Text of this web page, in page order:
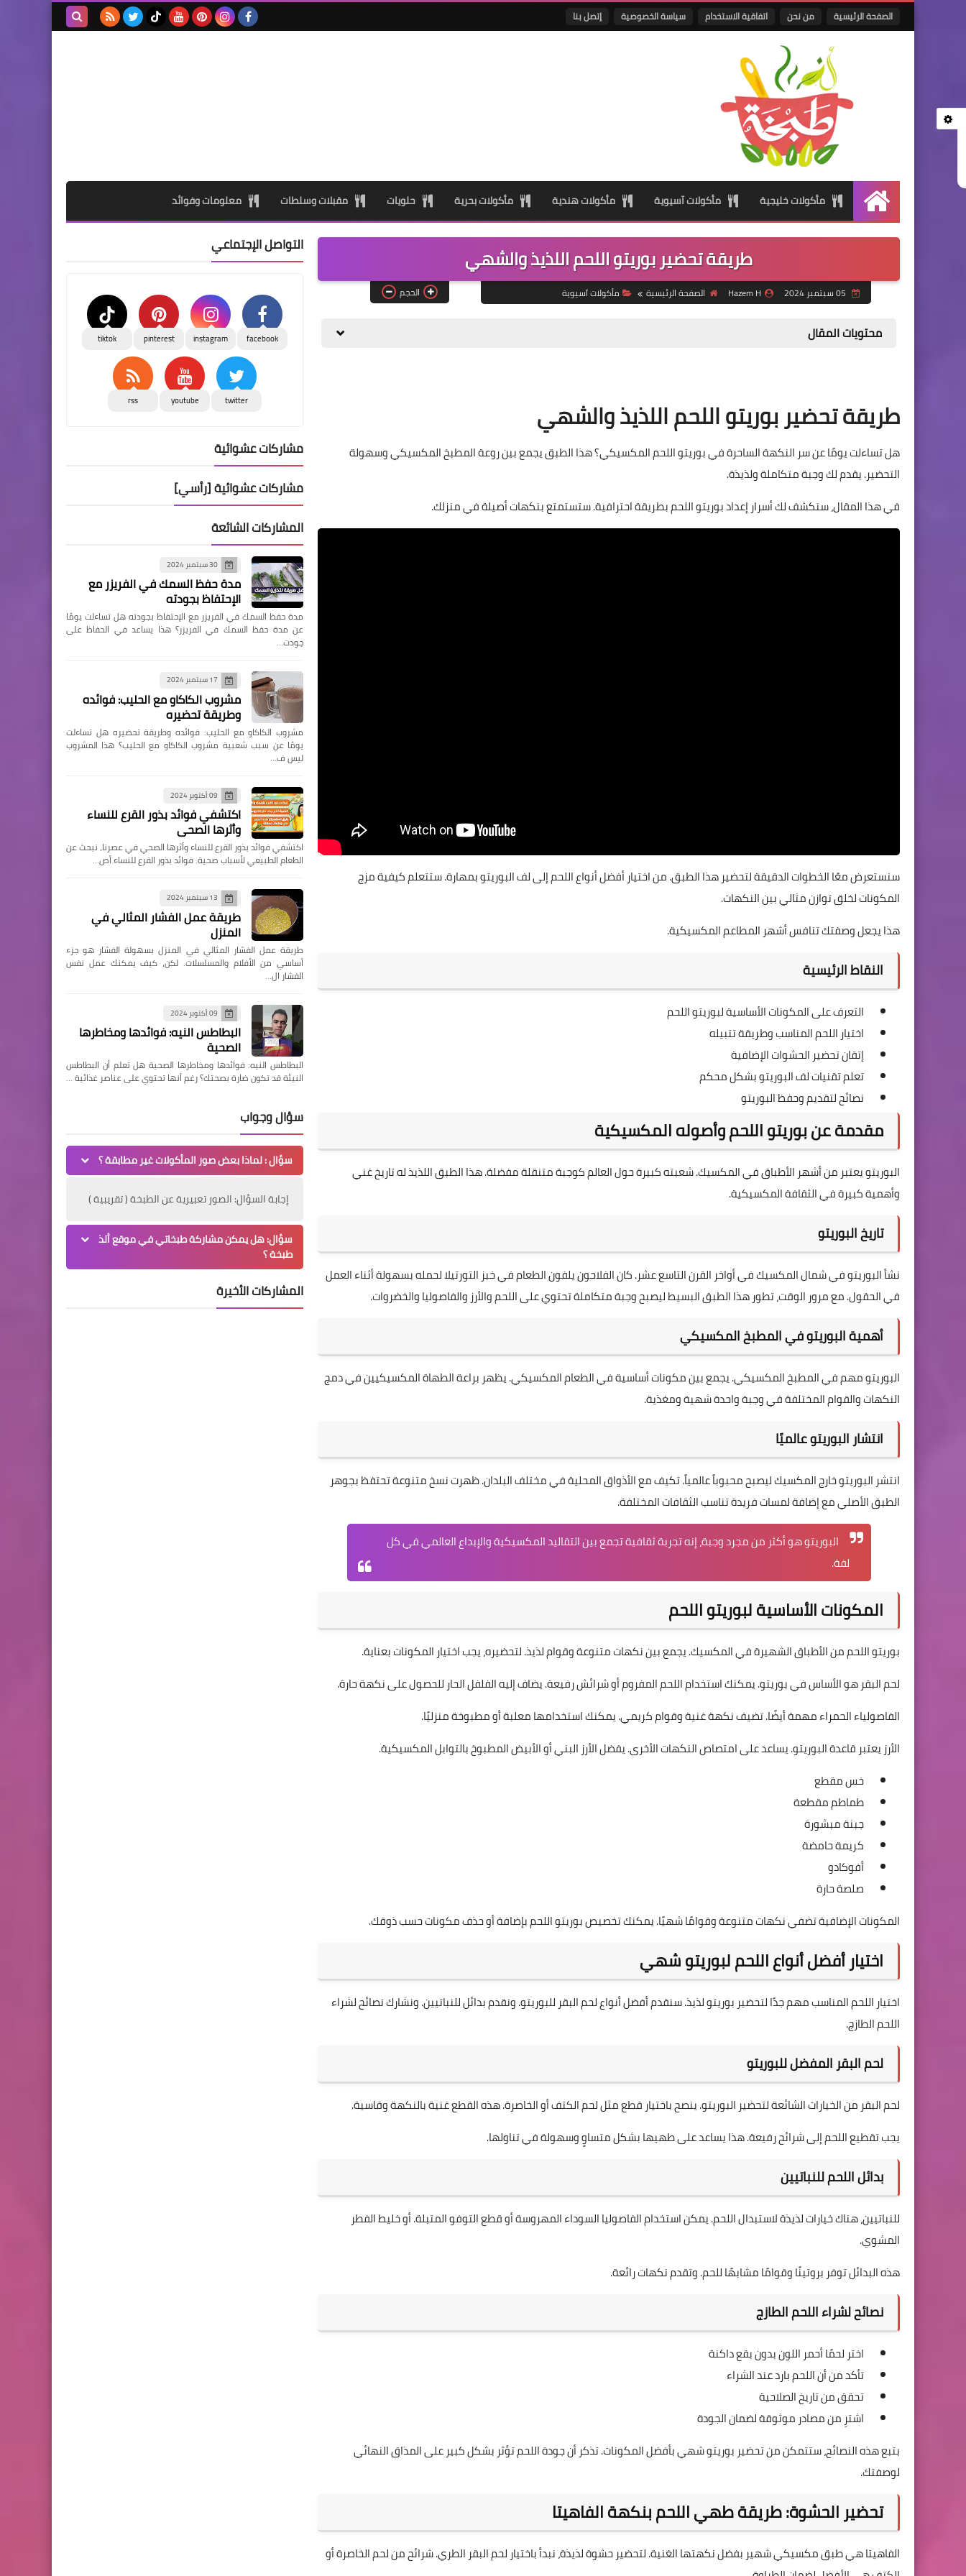
الصفحة الرئيسية من نحن اتفاقية الاستخدام سياسة الخصوصية إتصل بنا
الرئيسيةمأكولات خليجية مأكولات آسيوية مأكولات هندية مأكولات بحرية حلويات مقبلات وسلطات معلومات وفوائد
طريقة تحضير بوريتو اللحم اللذيذ والشهي
Hazem H الصفحة الرئيسية مأكولات آسيوية الحجم
محتويات المقال
طريقة تحضير بوريتو اللحم اللذيذ والشهي
هل تساءلت يومًا عن سر النكهة الساحرة في بوريتو اللحم المكسيكي؟ هذا الطبق يجمع بين روعة المطبخ المكسيكي وسهولة
التحضير. يقدم لك وجبة متكاملة ولذيذة.
في هذا المقال، سنكشف لك أسرار إعداد بوريتو اللحم بطريقة احترافية. ستستمتع بنكهات أصيلة في منزلك.
سنستعرض معًا الخطوات الدقيقة لتحضير هذا الطبق. من اختيار أفضل أنواع اللحم إلى لف البوريتو بمهارة. ستتعلم كيفية مزج
المكونات لخلق توازن مثالي بين النكهات.
هذا يجعل وصفتك تنافس أشهر المطاعم المكسيكية.
النقاط الرئيسية
التعرف على المكونات الأساسية لبوريتو اللحم
اختيار اللحم المناسب وطريقة تتبيله
إتقان تحضير الحشوات الإضافية
تعلم تقنيات لف البوريتو بشكل محكم
نصائح لتقديم وحفظ البوريتو
مقدمة عن بوريتو اللحم وأصوله المكسيكية
البوريتو يعتبر من أشهر الأطباق في المكسيك. شعبته كبيرة حول العالم كوجبة متنقلة مفضلة. هذا الطبق اللذيذ له تاريخ غني
وأهمية كبيرة في الثقافة المكسيكية.
تاريخ البوريتو
نشأ البوريتو في شمال المكسيك في أواخر القرن التاسع عشر. كان الفلاحون يلفون الطعام في خبز التورتيلا لحمله بسهولة أثناء العمل
في الحقول. مع مرور الوقت، تطور هذا الطبق البسيط ليصبح وجبة متكاملة تحتوي على اللحم والأرز والفاصوليا والخضروات.
أهمية البوريتو في المطبخ المكسيكي
البوريتو مهم في المطبخ المكسيكي. يجمع بين مكونات أساسية في الطعام المكسيكي. يظهر براعة الطهاة المكسيكيين في دمج
النكهات والقوام المختلفة في وجبة واحدة شهية ومغذية.
انتشار البوريتو عالميًا
انتشر البوريتو خارج المكسيك ليصبح محبوباً عالمياً. تكيف مع الأذواق المحلية في مختلف البلدان. ظهرت نسخ متنوعة تحتفظ بجوهر
الطبق الأصلي مع إضافة لمسات فريدة تناسب الثقافات المختلفة.
البوريتو هو أكثر من مجرد وجبة، إنه تجربة ثقافية تجمع بين التقاليد المكسيكية والإبداع العالمي في كل
لفة.
المكونات الأساسية لبوريتو اللحم
بوريتو اللحم من الأطباق الشهيرة في المكسيك. يجمع بين نكهات متنوعة وقوام لذيذ. لتحضيره، يجب اختيار المكونات بعناية.
لحم البقر هو الأساس في بوريتو. يمكنك استخدام اللحم المفروم أو شرائش رفيعة. يضاف إليه الفلفل الحار للحصول على نكهة حارة.
الفاصولياء الحمراء مهمة أيضًا. تضيف نكهة غنية وقوام كريمي. يمكنك استخدامها معلبة أو مطبوخة منزليًا.
الأرز يعتبر قاعدة البوريتو. يساعد على امتصاص النكهات الأخرى. يفضل الأرز البني أو الأبيض المطبوخ بالتوابل المكسيكية.
خس مقطع
طماطم مقطعة
جبنة مبشورة
كريمة حامضة
أفوكادو
صلصة حارة
المكونات الإضافية تضفي نكهات متنوعة وقوامًا شهيًا. يمكنك تخصيص بوريتو اللحم بإضافة أو حذف مكونات حسب ذوقك.
اختيار أفضل أنواع اللحم لبوريتو شهي
اختيار اللحم المناسب مهم جدًا لتحضير بوريتو لذيذ. سنقدم أفضل أنواع لحم البقر للبوريتو. ونقدم بدائل للنباتيين. ونشارك نصائح لشراء
اللحم الطازج.
لحم البقر المفضل للبوريتو
لحم البقر من الخيارات الشائعة لتحضير البوريتو. ينصح باختيار قطع مثل لحم الكتف أو الخاصرة. هذه القطع غنية بالنكهة وقاسية.
يجب تقطيع اللحم إلى شرائح رفيعة. هذا يساعد على طهيها بشكل متساوٍ وسهولة في تناولها.
بدائل اللحم للنباتيين
للنباتيين، هناك خيارات لذيذة لاستبدال اللحم. يمكن استخدام الفاصوليا السوداء المهروسة أو قطع التوفو المتبلة. أو خليط الفطر
المشوي.
هذه البدائل توفر بروتينًا وقوامًا مشابهًا للحم. وتقدم نكهات رائعة.
نصائح لشراء اللحم الطازج
اختر لحمًا أحمر اللون بدون بقع داكنة
تأكد من أن اللحم بارد عند الشراء
تحقق من تاريخ الصلاحية
اشترِ من مصادر موثوقة لضمان الجودة
بتبع هذه النصائح، ستتمكن من تحضير بوريتو شهي بأفضل المكونات. تذكر أن جودة اللحم تؤثر بشكل كبير على المذاق النهائي
لوصفتك.
تحضير الحشوة: طريقة طهي اللحم بنكهة الفاهيتا
الفاهيتا هي طبق مكسيكي شهير بفضل نكهتها الغنية. لتحضير حشوة لذيذة، نبدأ باختيار لحم البقر الطري. شرائح من لحم الخاصرة أو
التواصل الإجتماعي
facebook
instagram
pinterest
tiktok
twitter
youtube
rss
مشاركات عشوائية
مشاركات عشوائية [رأسي]
المشاركات الشائعة
30 سبتمبر 2024
مدة حفظ السمك في الفريزر مع
الإحتفاظ بجودته
مدة حفظ السمك في الفريزر مع الإحتفاظ بجودته هل تساءلت يومًا
عن مدة حفظ السمك في الفريزر؟ هذا يساعد في الحفاظ على
جودت…
17 سبتمبر 2024
مشروب الكاكاو مع الحليب: فوائده
وطريقة تحضيره
مشروب الكاكاو مع الحليب: فوائده وطريقة تحضيره هل تساءلت
يومًا عن سبب شعبية مشروب الكاكاو مع الحليب؟ هذا المشروب
ليس ف…
09 أكتوبر 2024
اكتشفي فوائد بذور القرع للنساء
وأثرها الصحي
اكتشفي فوائد بذور القرع للنساء وأثرها الصحي في عصرنا، نبحث عن
الطعام الطبيعي لأسباب صحية. فوائد بذور القرع للنساء أص…
13 سبتمبر 2024
طريقة عمل الفشار المثالي في
المنزل
طريقة عمل الفشار المثالي في المنزل بسهولة الفشار هو جزء
أساسي من الأفلام والمسلسلات. لكن، كيف يمكنك عمل نفس
الفشار ال…
09 أكتوبر 2024
البطاطس النيه: فوائدها ومخاطرها
الصحية
البطاطس النيه: فوائدها ومخاطرها الصحية هل تعلم أن البطاطس
النيئة قد تكون ضارة بصحتك؟ رغم أنها تحتوي على عناصر غذائية …
سؤال وجواب
سؤال : لماذا بعض صور المأكولات غير مطابقة ؟
إجابة السؤال: الصور تعبيرية عن الطبخة ( تقريبية )
سؤال: هل يمكن مشاركة طبخاتي في موقع ألذ
طبخة ؟
المشاركات الأخيرة